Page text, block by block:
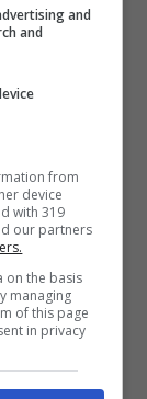
dalla
fila.
chiudere
per il
and
and
from
device
with 319
our partners
on the basis
managing
of this page
in privacy